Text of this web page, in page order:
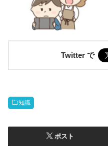
Twitter で
知識
ポスト